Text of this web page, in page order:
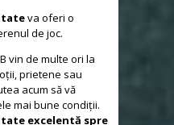
va oferi o
de joc.
vin de multe ori la
prietene sau
acum să vă
mai bune condiții.
excelentă spre